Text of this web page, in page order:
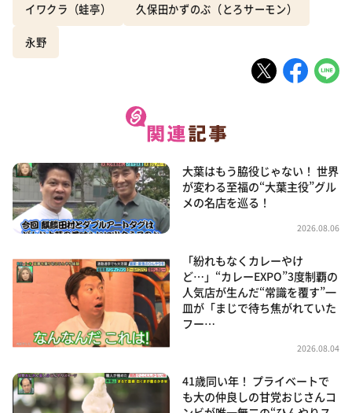
イワクラ（蛙亭） 久保田かずのぶ（とろサーモン）
永野
大葉はもう脇役じゃない！ 世界
が変わる至福の“大葉主役”グル
メの名店を巡る！
2026.08.06
「紛れもなくカレーやけ
ど…」“カレーEXPO”3度制覇の
人気店が生んだ“常識を覆す”一
皿が「まじで待ち焦がれていた
フー…
2026.08.04
41歳同い年！ プライベートで
も大の仲良しの甘党おじさんコ